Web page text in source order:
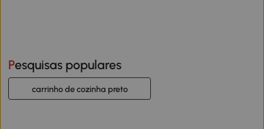
Pesquisas populares
carrinho de cozinha preto